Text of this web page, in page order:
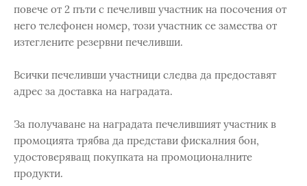
повече от 2 пъти с печеливш участник на посочения от
него телефонен номер, този участник се замества от
изтеглените резервни печеливши.
Всички печеливши участници следва да предоставят
адрес за доставка на наградата.
За получаване на наградата печелившият участник в
промоцията трябва да представи фискалния бон,
удостоверяващ покупката на промоционалните
продукти.